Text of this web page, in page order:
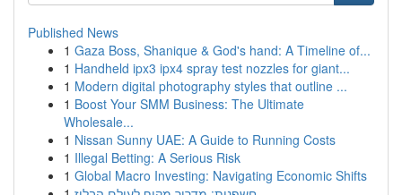
Published News
1 Gaza Boss, Shanique & God's hand: A Timeline of...
1 Handheld ipx3 ipx4 spray test nozzles for giant...
1 Modern digital photography styles that outline ...
1 Boost Your SMM Business: The Ultimate
Wholesale...
1 Nissan Sunny UAE: A Guide to Running Costs
1 Illegal Betting: A Serious Risk
1 Global Macro Investing: Navigating Economic Shifts